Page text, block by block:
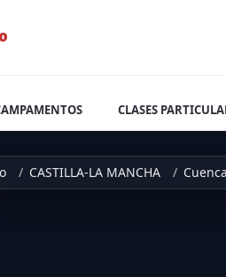
CLASES
CASTILLA-LA MANCHA Cuenca